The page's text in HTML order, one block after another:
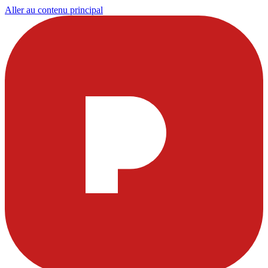
Aller au contenu principal